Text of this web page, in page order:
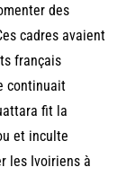
des
cadres avaient
français
continuait
fit la
et inculte
les Ivoiriens à